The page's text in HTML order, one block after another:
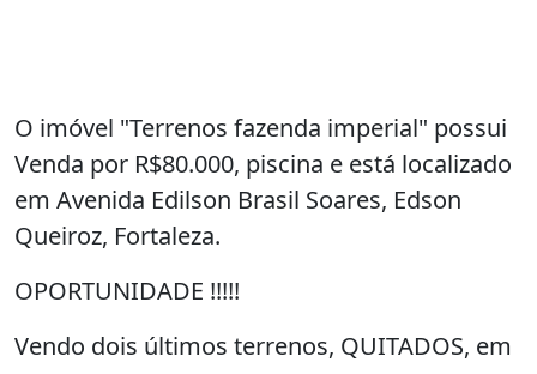
O imóvel "Terrenos fazenda imperial" possui
Venda por R$80.000, piscina e está localizado
em Avenida Edilson Brasil Soares, Edson
Queiroz, Fortaleza.
OPORTUNIDADE !!!!!
Vendo dois últimos terrenos, QUITADOS, em